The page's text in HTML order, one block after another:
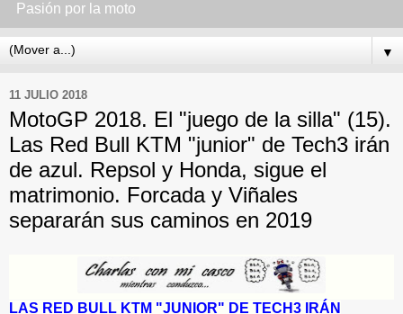
Pasión por la moto
▼
11 JULIO 2018
MotoGP 2018. El "juego de la silla" (15).
Las Red Bull KTM "junior" de Tech3 irán
de azul. Repsol y Honda, sigue el
matrimonio. Forcada y Viñales
separarán sus caminos en 2019
LAS RED BULL KTM "JUNIOR" DE TECH3 IRÁN